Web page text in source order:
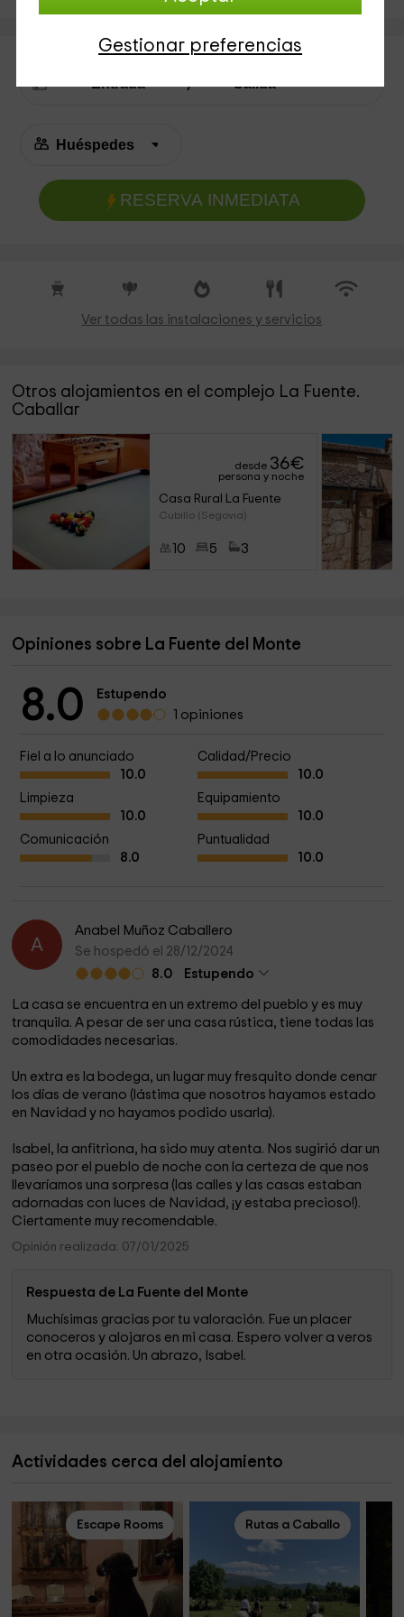
Gestionar preferencias
RESERVA INMEDIATA
Ver todas las instalaciones y servicios
Otros alojamientos en el complejo La Fuente.
Caballar
desde 36€
persona y noche
Casa Rural La Fuente
Cubillo (Segovia)
10 5 3
Opiniones sobre La Fuente del Monte
8.0
Estupendo
1 opiniones
Fiel a lo anunciado
10.0
Calidad/Precio
10.0
Limpieza
10.0
Equipamiento
10.0
Comunicación
8.0
Puntualidad
10.0
A
Anabel Muñoz Caballero
Se hospedó el 28/12/2024
8.0
Estupendo
La casa se encuentra en un extremo del pueblo y es muy
tranquila. A pesar de ser una casa rústica, tiene todas las
comodidades necesarias.
Un extra es la bodega, un lugar muy fresquito donde cenar
los días de verano (lástima que nosotros hayamos estado
en Navidad y no hayamos podido usarla).
Isabel, la anfitriona, ha sido muy atenta. Nos sugirió dar un
paseo por el pueblo de noche con la certeza de que nos
llevaríamos una sorpresa (las calles y las casas estaban
adornadas con luces de Navidad, ¡y estaba precioso!).
Ciertamente muy recomendable.
Opinión realizada: 07/01/2025
Respuesta de La Fuente del Monte
Muchísimas gracias por tu valoración. Fue un placer
conoceros y alojaros en mi casa. Espero volver a veros
en otra ocasión. Un abrazo, Isabel.
Actividades cerca del alojamiento
Escape Rooms Rutas a Caballo